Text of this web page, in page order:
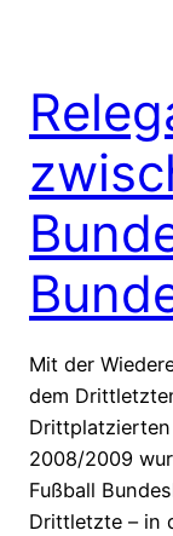
Mit der
dem
2008/2009
Fußball
Drittletzte – in